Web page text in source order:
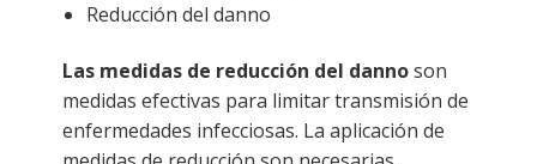
Reducción del danno
Las medidas de reducción del dannoson
medidas efectivas para limitar transmisión de
enfermedades infecciosas. La aplicación de